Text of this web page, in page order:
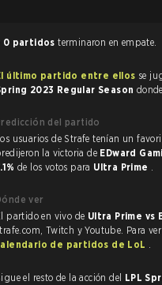
0 partidosterminaron en empate.
último partido entre ellos se
2023 Regular Season donde
del partido
usuarios de Strafe tenían un favorito abrumador en este partido, y
la victoria de EDward
de los votos para Ultra Prime .
ver
partido en vivo de Ultra Prime vs
Twitch y Youtube. Para
de partidos de LoL .
el resto de la acción del LPL